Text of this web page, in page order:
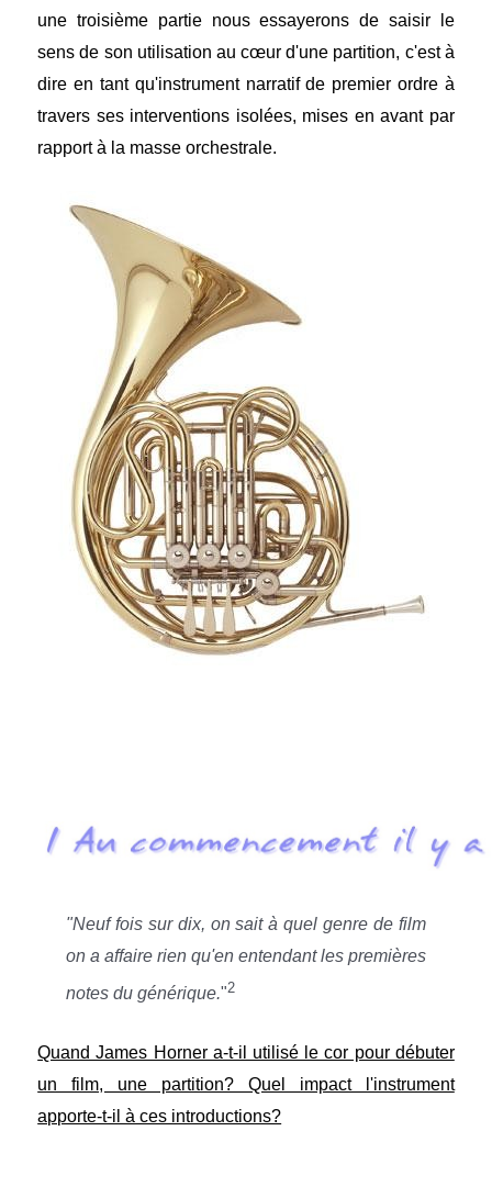
une troisième partie nous essayerons de saisir le
sens de son utilisation au cœur d'une partition, c'est à
dire en tant qu'instrument narratif de premier ordre à
travers ses interventions isolées, mises en avant par
rapport à la masse orchestrale.
"Neuf fois sur dix, on sait à quel genre de film
on a affaire rien qu'en entendant les premières
notes du générique."2
Quand James Horner a-t-il utilisé le cor pour débuter
un film, une partition? Quel impact l'instrument
apporte-t-il à ces introductions?